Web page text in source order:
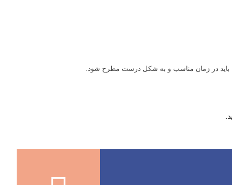
باید در زمان مناسب و به شکل درست مطرح شود.